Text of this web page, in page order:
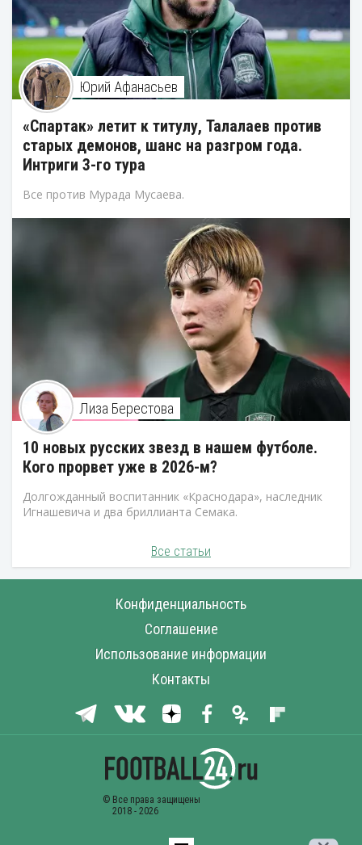
Юрий Афанасьев
«Спартак» летит к титулу, Талалаев против
старых демонов, шанс на разгром года.
Интриги 3-го тура
Все против Мурада Мусаева.
Лиза Берестова
10 новых русских звезд в нашем футболе.
Кого прорвет уже в 2026-м?
Долгожданный воспитанник «Краснодара», наследник
Игнашевича и два бриллианта Семака.
Все статьи
Конфиденциальность
Соглашение
Использование информации
Контакты